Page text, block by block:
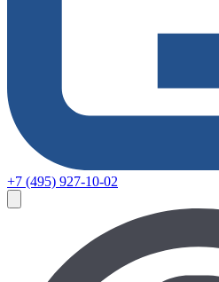
+7 (495) 927-10-02